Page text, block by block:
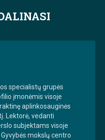
specialistų grupės
įmonėmis visoje
aplinkosauginės
Lektorė, vedanti
subjektams visoje
mokslų centro